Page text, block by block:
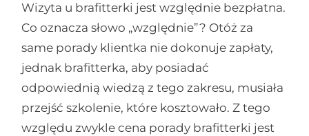
Wizyta u brafitterki jest względnie bezpłatna.
Co oznacza słowo „względnie”? Otóż za
same porady klientka nie dokonuje zapłaty,
jednak brafitterka, aby posiadać
odpowiednią wiedzą z tego zakresu, musiała
przejść szkolenie, które kosztowało. Z tego
względu zwykle cena porady brafitterki jest